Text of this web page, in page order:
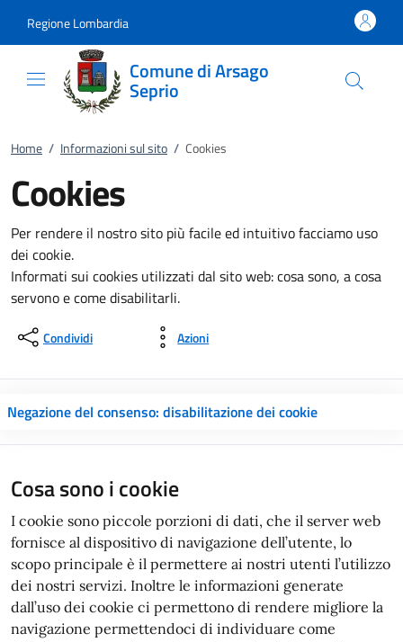
Regione Lombardia
Comune di Arsago
Seprio
Home / Informazioni sul sito / Cookies
Cookies
Per rendere il nostro sito più facile ed intuitivo facciamo uso
dei cookie.
Informati sui cookies utilizzati dal sito web: cosa sono, a cosa
servono e come disabilitarli.
Condividi Azioni
Negazione del consenso: disabilitazione dei cookie
Cosa sono i cookie
I cookie sono piccole porzioni di dati, che il server web
fornisce al dispositivo di navigazione dell’utente, lo
scopo principale è il permettere ai nostri utenti l’utilizzo
dei nostri servizi. Inoltre le informazioni generate
dall’uso dei cookie ci permettono di rendere migliore la
navigazione permettendoci di individuare come